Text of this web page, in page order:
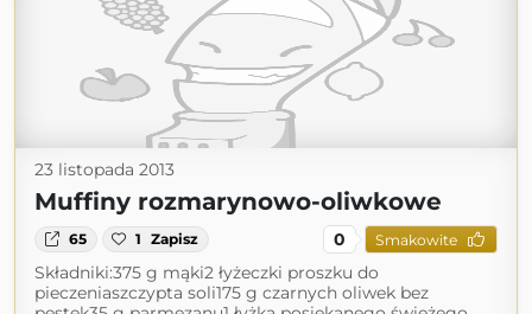
23 listopada 2013
Muffiny rozmarynowo-oliwkowe
65 1 Zapisz 0 Smakowite
Składniki:375 g mąki2 łyżeczki proszku do
pieczeniaszczypta soli175 g czarnych oliwek bez